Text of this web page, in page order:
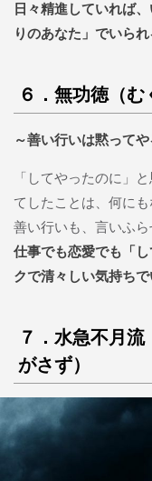
日々精進していれば
りのあなた」でいられ
６．無功徳（む
～善い行いは黙ってや
「してやったのに」
てしたことは、何にも
善い行いも、言いふら
仕事でも恋愛でも「
クで清々しい気持ちで
７．水急不月
がさず）